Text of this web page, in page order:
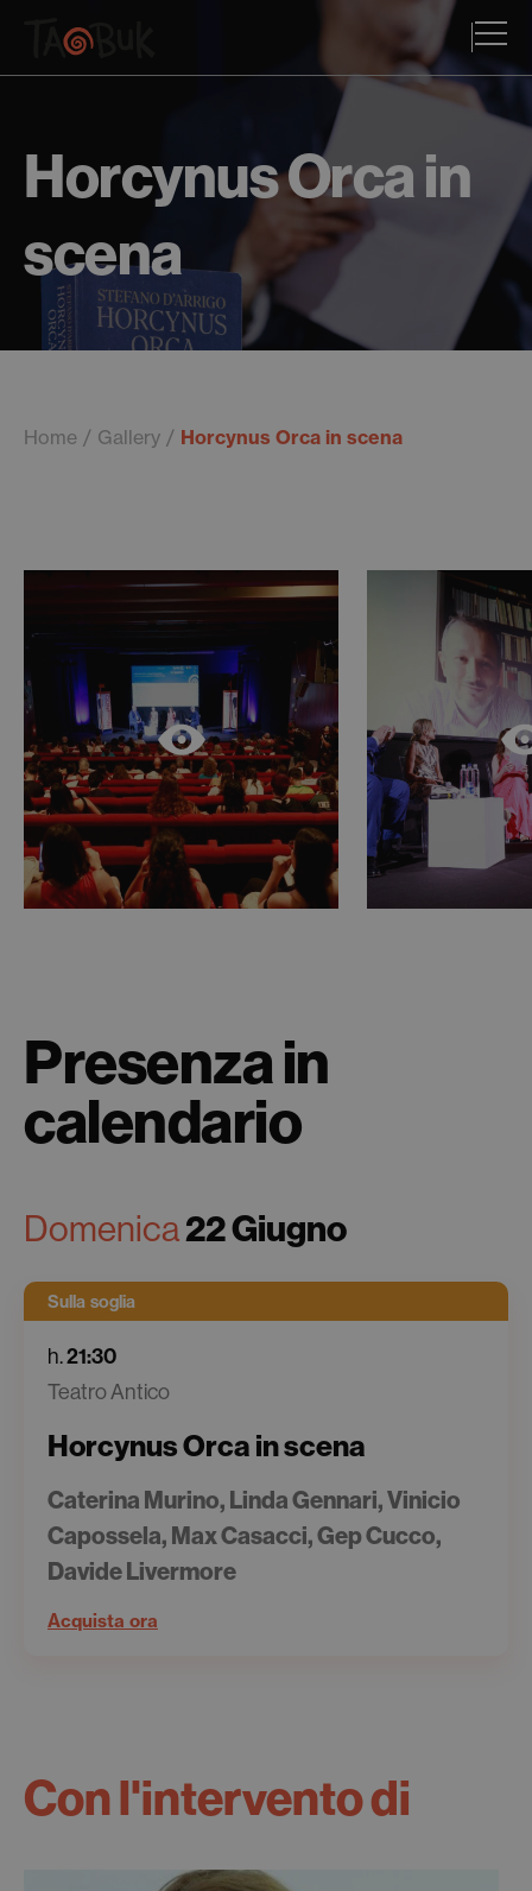
Horcynus Orca in
scena
Home Gallery Horcynus Orca in scena
Presenza in
calendario
Domenica22 Giugno
Sulla soglia
h.21:30
Teatro Antico
Horcynus Orca in scena
Caterina Murino, Linda Gennari, Vinicio
Capossela, Max Casacci, Gep Cucco,
Davide Livermore
Acquista ora
Con l'intervento di